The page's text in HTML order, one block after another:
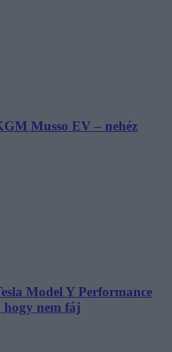
Musso EV – nehéz
Model Y Performance
hogy nem fáj